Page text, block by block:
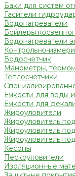
Баки для систем
Гасители
Водонагреватели
Бойлеры
Водонагреватели
Контрольно-
Водосчетчик
Манометры,
Теплосчетчики
Емкости для воды
Емкости для
Жироуловители
Жироуловитель
Жироуловитель
Жироуловитель
Кесоны
Пескоуловители
Изоляционные